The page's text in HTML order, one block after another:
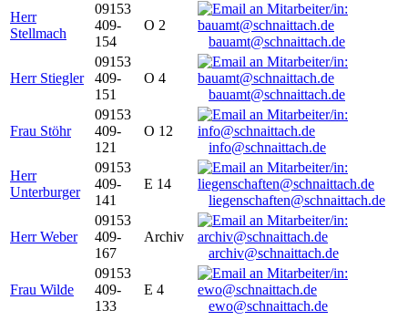
Herr
Stellmach
09153
409-
154
O 2
bauamt@schnaittach.de
Herr Stiegler
09153
409-
151
O 4
bauamt@schnaittach.de
Frau Stöhr
09153
409-
121
O 12
info@schnaittach.de
Herr
Unterburger
09153
409-
141
E 14
liegenschaften@schnaittach.de
Herr Weber
09153
409-
167
Archiv
archiv@schnaittach.de
Frau Wilde
09153
409-
133
E 4
ewo@schnaittach.de